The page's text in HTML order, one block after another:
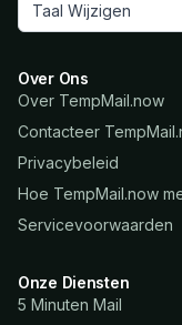
Taal Wijzigen
Over Ons
Over TempMail.now
Contacteer
Privacybeleid
Hoe TempMail.now
Servicevoorwaarden
Onze Diensten
5 Minuten Mail